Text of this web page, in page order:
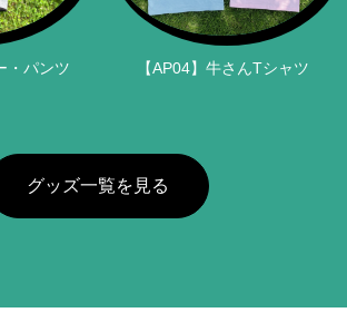
・パンツ 【AP04】牛さんTシャツ
グッズ一覧を見る